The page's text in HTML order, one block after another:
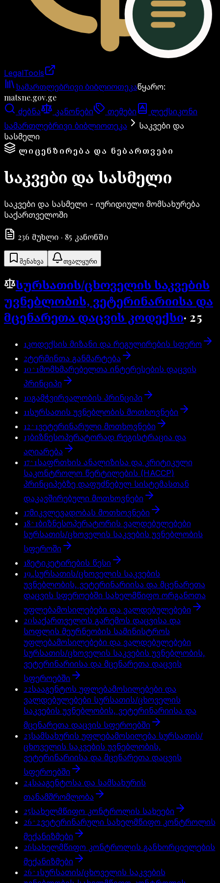
LegalTools
ანგარიში იტვირთება
სამართლებრივი ბიბლიოთეკაწყარო:
matsne.gov.ge
ძებნა კანონები თემები
ლექსიკონი
სამართლებრივი ბიბლიოთეკა
საკვები და
სასმელი
ᲚᲘᲪᲔᲜᲖᲘᲠᲔᲑᲐ ᲓᲐ ᲜᲔᲑᲐᲠᲗᲕᲔᲑᲘ
საკვები და სასმელი
საკვები და სასმელი - იურიდიული მომსახურება
საქართველოში
236 მუხლი · 85 კანონში
შენახვა თვალყური
სურსათის/ცხოველის საკვების
უვნებლობის, ვეტერინარიისა და
მცენარეთა დაცვის კოდექსი· 25
1კოდექსის მიზანი და რეგულირების სფერო
2ტერმინთა განმარტება
10^1მომხმარებელთა ინტერესების დაცვის
პრინციპი
10გამჭვირვალობის პრინციპი
11სურსათის უვნებლობის მოთხოვნები
12^1ვეტერინარული მოთხოვნები
13ბიზნესოპერატორად რეგისტრაცია და
აღიარება
17^1საფრთხის ანალიზისა და კრიტიკული
საკონტროლო წერტილების (HACCP)
პრინციპებზე დაფუძნებულ სისტემასთან
დაკავშირებული მოთხოვნები
17მიკვლევადობას მოთხოვნები
18^1ბიზნესოპერატორის ვალდებულებები
სურსათის/ცხოველის საკვების უვნებლობის
სფეროში
18ეტიკეტირების წესი
19„სურსათის/ცხოველის საკვების
უვნებლობის, ვეტერინარიისა და მცენარეთა
დაცვის სფეროებში სახელმწიფო ორგანოთა
უფლებამოსილებები და ვალდებულებები
20საქართველოს გარემოს დაცვისა და
სოფლის მეურნეობის სამინისტროს
უფლებამოსილებები და ვალდებულებები
სურსათის/ცხოველის საკვების უვნებლობის,
ვეტერინარიისა და მცენარეთა დაცვის
სფეროებში
22სააგენტოს უფლებამოსილებები და
ვალდებულებები სურსათის/ცხოველის
საკვების უვნებლობის, ვეტერინარიისა და
მცენარეთა დაცვის სფეროებში
23სამსახურის უფლებამოსილება სურსათის/
ცხოველის საკვების უვნებლობის,
ვეტერინარიისა და მცენარეთა დაცვის
სფეროებში
24სააგენტოსა და სამსახურის
თანამშრომლობა
25სახელმწიფო კონტროლის სახეები
26^2ვეტერინარული სახელმწიფო კონტროლის
მექანიზმები
26სახელმწიფო კონტროლის განხორციელების
მექანიზმები
26^1სურსათის/ცხოველის საკვების